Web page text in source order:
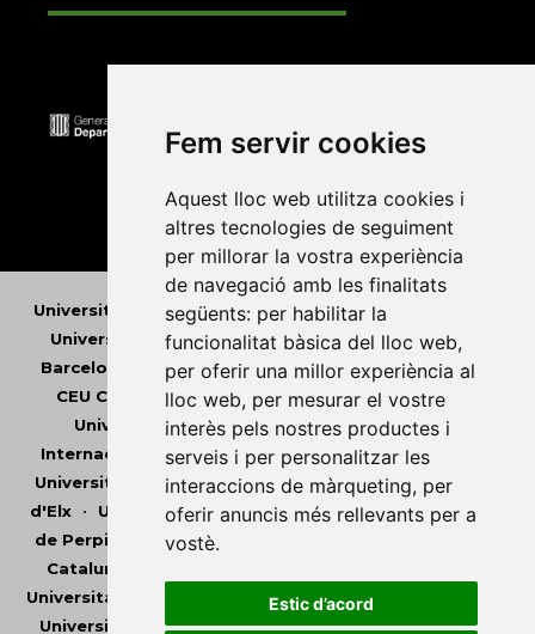
Fem servir cookies
Aquest lloc web utilitza cookies i
altres tecnologies de seguiment
per millorar la vostra experiència
de navegació amb les finalitats
següents: per habilitar la
funcionalitat bàsica del lloc web,
per oferir una millor experiència al
lloc web, per mesurar el vostre
interès pels nostres productes i
serveis i per personalitzar les
interaccions de màrqueting, per
oferir anuncis més rellevants per a
vostè.
Estic d’acord
Universitat Abat Oliba CEU•Universitat d'Alacant
Universitat d'Andorra•Universitat Autònoma de
Barcelona
Universitat de Barcelona•Universitat
CEU Cardenal Herrera
•Universitat de Girona
Universitat de les Illes Balears•Universitat
Internacional de Catalunya •Universitat Jaume I
Universitat de Lleida•Universitat Miguel Hernández
d'Elx• Universitat Oberta de Catalunya•Universitat
de Perpinyà Via Domitia
Catalunya
Universitat Pompeu Fabra
•Universitat Ramon Llull
Universitat Rovira i Virgili•Universitat de Sàsser•